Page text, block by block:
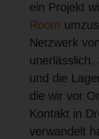
ein Projekt
Room
Netzwerk
unerlässlich.
und die
die wir vor
Kontakt in
verwandelt